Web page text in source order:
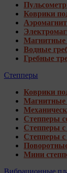
Коврики
Магнитные
Водные
Гребные
Степперы
Коврики
Магнитные
Степперы
Степперы с
Степперы
Мини
Вибрационные